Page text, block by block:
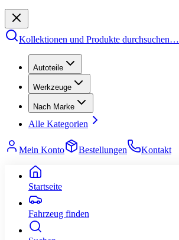
Kollektionen und Produkte durchsuchen…
Autoteile
Werkzeuge
Nach Marke
Alle Kategorien
Mein Konto Bestellungen Kontakt
Startseite
Fahrzeug finden